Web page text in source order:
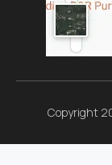
Copyright